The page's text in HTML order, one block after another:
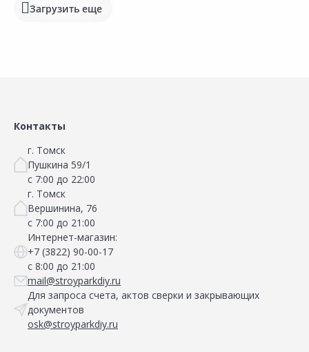
Загрузить еще
Контакты
г. Томск
Пушкина 59/1
с 7:00 до 22:00
г. Томск
Вершинина, 76
с 7:00 до 21:00
Интернет-магазин:
+7 (3822) 90-00-17
с 8:00 до 21:00
mail@stroyparkdiy.ru
Для запроса счета, актов сверки и закрывающих
документов
osk@stroyparkdiy.ru